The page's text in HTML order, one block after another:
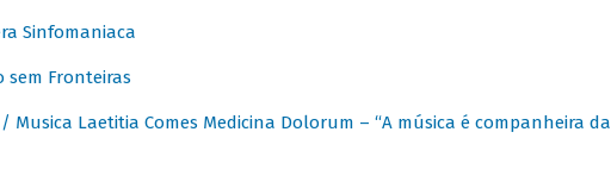
Sinfomaniaca
sem Fronteiras
/ Musica Laetitia Comes Medicina Dolorum – “A música é companheira da